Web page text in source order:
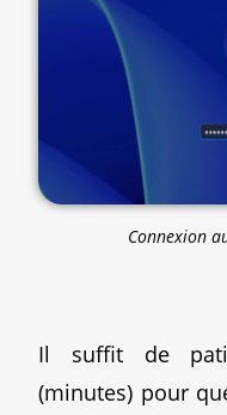
Connexion
Il suffit de
(minutes) pour